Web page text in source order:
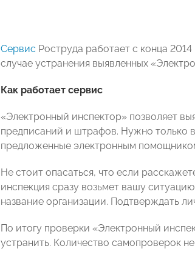
Сервис Роструда работает с конца
случае устранения выявленных
Как работает сервис
«Электронный инспектор» позволяет
предписаний и штрафов. Нужно только
предложенные электронным
Не стоит опасаться, что если
инспекция сразу возьмет вашу
название организации. Подтверждать
По итогу проверки «Электронный
устранить. Количество самопроверок